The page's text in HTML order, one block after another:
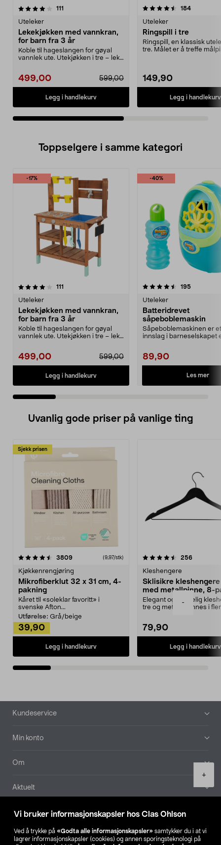
Vi bruker informasjonskapsler hos Clas Ohlson
Ved å trykke på «Godta alle informasjonskapsler» samtykker du i at vi
lagrer informasjonskapsler (cookies) og annen sporingsteknologi på
-
+
111
Uteleker
Lekekjøkken med vannkran,
for barn fra 3 år
Koble til hageslangen for gøyal
vannlek ute. Utekjøkken i tre – lek
599,00
499,00
Legg i handlekurv
4.5av 5 stjerner 184
Uteleker
Ringspill i tre
Ringspill, en klassisk
tre. Målet er å treffe
149,90
Legg i handlekurv
4.5av 5 stjerner
Toppselgere i samme kategori
-17%
111
Uteleker
Lekekjøkken med vannkran,
for barn fra 3 år
Koble til hageslangen for gøyal
vannlek ute. Utekjøkken i tre – lek
499,00 599,00
Legg i handlekurv
-40%
4.5 av 5 stjerner 195
Uteleker
Batteridrevet
såpeboblemaskin
Såpeboblemaskinen er
innslag i barneselskapet
89,90
Les mer
4.5 av 5 stjerner
Uvanlig gode priser på vanlige ting
Sjekk prisen
3809anmeldelser(9,97/stk)
Kjøkkenrengjøring
Mikrofiberklut 32 x 31 cm, 4-
pakning
Kåret til «soleklar favoritt» i
svenske Afton...
Utførelse: Grå/beige
39,90
Legg i handlekurv
4.5av 5 stjerner 256
Kleshengere
Sklisikre
med metallpinne, 8-
Elegant og skikkelig
tre og metall – finnes i
79,90
Legg i handlekurv
4.5av 5 stjerner
Bunntekst
Kundeservice
Min konto
Om
Aktuelt
Våre selskaper
Finn din butikk